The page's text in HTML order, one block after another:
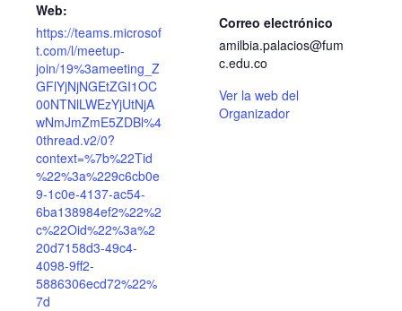
Web:
https://teams.microsof
t.com/l/meetup-
join/19%3ameeting_Z
GFlYjNjNGEtZGI1OC
00NTNlLWEzYjUtNjA
wNmJmZmE5ZDBl%4
0thread.v2/0?
context=%7b%22Tid
%22%3a%229c6cb0e
9-1c0e-4137-ac54-
6ba138984ef2%22%2
c%22Oid%22%3a%2
20d7158d3-49c4-
4098-9ff2-
5886306ecd72%22%
7d
Correo electrónico
amilbia.palacios@fum
c.edu.co
Ver la web del
Organizador